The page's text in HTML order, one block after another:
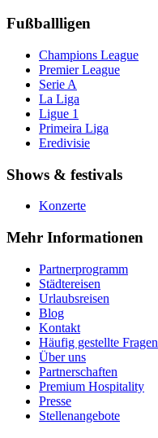
Fußballligen
Champions League
Premier League
Serie A
La Liga
Ligue 1
Primeira Liga
Eredivisie
Shows & festivals
Konzerte
Mehr Informationen
Partnerprogramm
Städtereisen
Urlaubsreisen
Blog
Kontakt
Häufig gestellte Fragen
Über uns
Partnerschaften
Premium Hospitality
Presse
Stellenangebote